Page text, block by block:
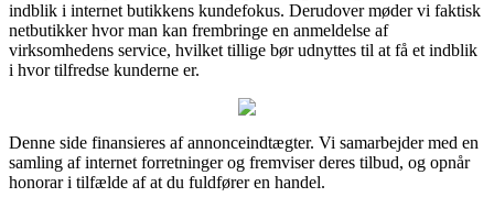
indblik i internet butikkens kundefokus. Derudover møder vi faktisk
netbutikker hvor man kan frembringe en anmeldelse af
virksomhedens service, hvilket tillige bør udnyttes til at få et indblik
i hvor tilfredse kunderne er.
Denne side finansieres af annonceindtægter. Vi samarbejder med en
samling af internet forretninger og fremviser deres tilbud, og opnår
honorar i tilfælde af at du fuldfører en handel.